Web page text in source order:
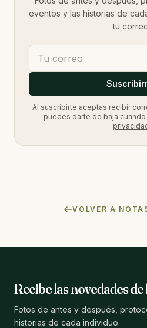
eventos y las historias de
tu
Al suscribirte aceptas recibir
puedes darte de baja cuando
VOLVER A
Recibe las novedades
Fotos de antes y después,
historias de cada individuo.